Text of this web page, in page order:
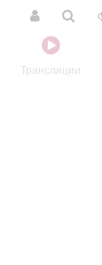
Трансляции